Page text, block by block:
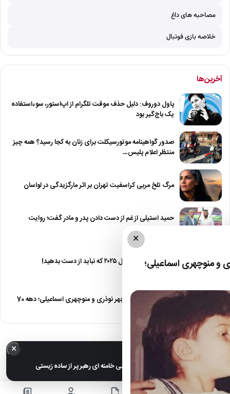
مصاحبه های داغ
خلاصه بازی فوتبال
آخرین‌ها
پاول دوروف: دلیل حذف موقت تلگرام از اپ‌استور، سوءاستفاده
یک باج‌گیر بود
صدور گواهینامه موتورسیکلت برای زنان به کجا رسید؟ همه چیز
منتظر اعلام پلیس…
مرگ تلخ مربی کراسفیت تهران بر اثر مارگزیدگی در لواسان
حمید استیلی از غم از دست دادن پدر و مادر گفت؛ روایت
معرفی ۶ مینی سریال ۲۰۲۵ که نباید از دست بدهید!
صمیمت دیدنی منوچهر نوذری و منوچهری اسماعیلی؛ دهه 70
×
منوچهری اسماعیلی؛
× خبر مهم
عکس های خانوادگی مجتبی خامنه ای رهبر پر از ساده زیستی